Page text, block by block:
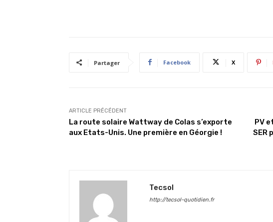
Partager Facebook X
ARTICLE PRÉCÉDENT
La route solaire Wattway de Colas s’exporte
aux Etats-Unis. Une première en Géorgie !
PV
SER
Tecsol
http://tecsol-quotidien.fr